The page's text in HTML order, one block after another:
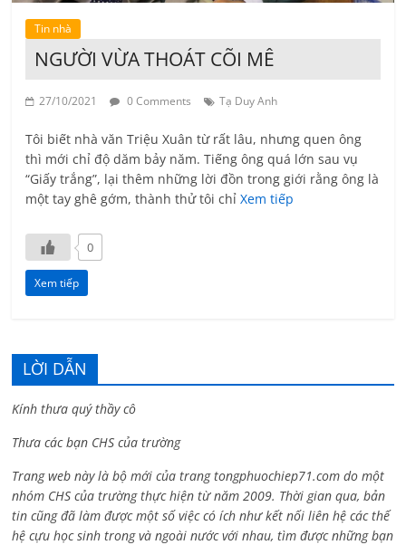
Tin nhà
NGƯỜI VỪA THOÁT CÕI MÊ
27/10/2021 0 Comments Tạ Duy Anh
Tôi biết nhà văn Triệu Xuân từ rất lâu, nhưng quen ông
thì mới chỉ độ dăm bảy năm. Tiếng ông quá lớn sau vụ
“Giấy trắng”, lại thêm những lời đồn trong giới rằng ông là
một tay ghê gớm, thành thử tôi chỉXem tiếp
0
Xem tiếp
LỜI DẪN
Kính thưa quý thầy cô
Thưa các bạn CHS của trường
Trang web này là bộ mới của trang tongphuochiep71.com do một
nhóm CHS của trường thực hiện từ năm 2009. Thời gian qua, bản
tin cũng đã làm được một số việc có ích như kết nối liên hệ các thế
hệ cựu học sinh trong và ngoài nước với nhau, tìm được những bạn